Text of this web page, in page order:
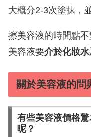
大概分2-3次塗抹，
擦美容液的時間點
美容液要介於化妝
關於美容液的問
有些美容液價格
呢？